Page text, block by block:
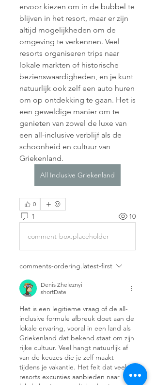
ervoor kiezen om in de bubbel te
blijven in het resort, maar er zijn
altijd mogelijkheden om de
omgeving te verkennen. Veel
resorts organiseren trips naar
lokale markten of historische
bezienswaardigheden, en je kunt
natuurlijk ook zelf een auto huren
om op ontdekking te gaan. Het is
een geweldige manier om te
genieten van zowel de luxe van
een all-inclusive verblijf als de
schoonheid en cultuur van
Griekenland.
All Inclusive Griekenland
0
1 10
comment-box.placeholder
comments-ordering.latest-first
Denis Zheleznyi
shortDate
Het is een legitieme vraag of de all-
inclusive formule afbreuk doet aan de
lokale ervaring, vooral in een land als
Griekenland dat bekend staat om zijn
rijke cultuur. Veel hangt natuurlijk af
van de keuzes die je zelf maakt
tijdens je vakantie. Het feit dat veel
resorts excursies aanbieden naar